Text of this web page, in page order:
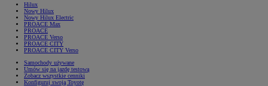
Hilux
Nowy Hilux
Nowy Hilux Electric
PROACE Max
PROACE
PROACE Verso
PROACE CITY
PROACE CITY Verso
Samochody używane
Umów się na jazdę testową
Zobacz wszystkie cenniki
Konfiguruj swoją Toyotę